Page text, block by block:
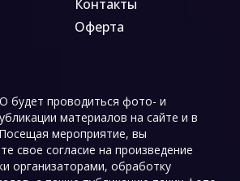
Контакты
Оферта
будет проводиться фото- и
материалов на сайте и в
мероприятие, вы
свое согласие на произведение
организаторами, обработку